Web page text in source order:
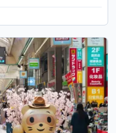
ยหลักคือไปขอพรด้านความรักกับ
เดียว อย่ารอช้าไปกันเลยค่า